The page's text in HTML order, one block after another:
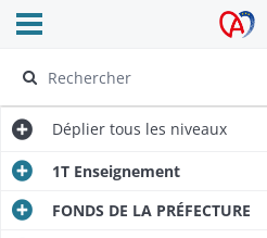
Archives
Ouvrir le menu déroulant
Déplier tous les niveaux
1T Enseignement
FONDS DE LA PRÉFECTURE